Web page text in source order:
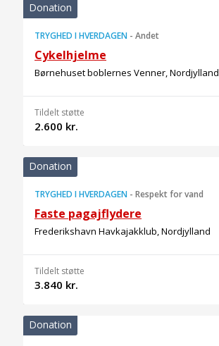
Donation
TRYGHED I HVERDAGEN - Andet
Cykelhjelme
Børnehuset boblernes Venner, Nordjylland
Tildelt støtte
2.600 kr.
Donation
TRYGHED I HVERDAGEN - Respekt for vand
Faste pagajflydere
Frederikshavn Havkajakklub, Nordjylland
Tildelt støtte
3.840 kr.
Donation